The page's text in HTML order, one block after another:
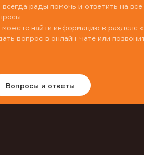
рады помочь и ответить на
найти информацию в разделе
вопрос в онлайн-чате или
Вопросы и ответы